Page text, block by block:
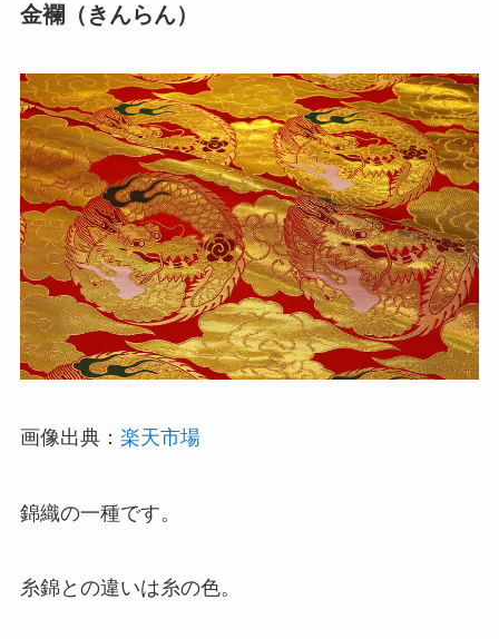
金襴（きんらん）
画像出典： 楽天市場
錦織の一種です。
糸錦との違いは糸の色。